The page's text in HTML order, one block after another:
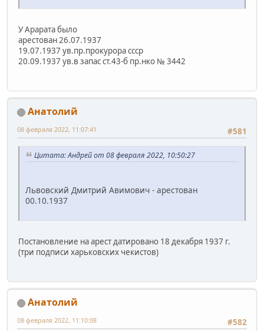
У Арарата было
арестован 26.07.1937
19.07.1937 ув.пр.прокурора ссср
20.09.1937 ув.в запас ст.43-б пр.нко № 3442
Анатолий
#581
08 февраля 2022, 11:07:41
Цитата: Андрей от 08 февраля 2022, 10:50:27
Львовский Дмитрий Авимович - арестован
00.10.1937
Постановление на арест датировано 18 декабря 1937 г.
(три подписи харьковских чекистов)
Анатолий
#582
08 февраля 2022, 11:10:08